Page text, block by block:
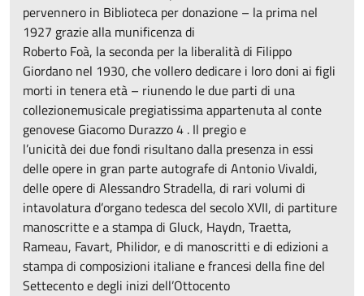
pervennero in Biblioteca per donazione – la prima nel
1927 grazie alla munificenza di
Roberto Foà, la seconda per la liberalità di Filippo
Giordano nel 1930, che vollero dedicare i loro doni ai figli
morti in tenera età – riunendo le due parti di una
collezionemusicale pregiatissima appartenuta al conte
genovese Giacomo Durazzo 4 . Il pregio e
l’unicità dei due fondi risultano dalla presenza in essi
delle opere in gran parte autografe di Antonio Vivaldi,
delle opere di Alessandro Stradella, di rari volumi di
intavolatura d’organo tedesca del secolo XVII, di partiture
manoscritte e a stampa di Gluck, Haydn, Traetta,
Rameau, Favart, Philidor, e di manoscritti e di edizioni a
stampa di composizioni italiane e francesi della fine del
Settecento e degli inizi dell’Ottocento